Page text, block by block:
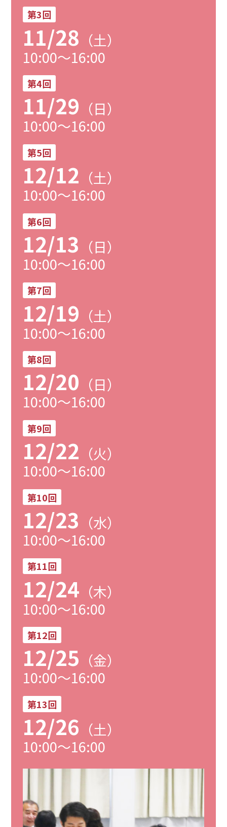
第3回
11/28 （土）
10:00～16:00
第4回
11/29 （日）
10:00～16:00
第5回
12/12 （土）
10:00～16:00
第6回
12/13 （日）
10:00～16:00
第7回
12/19 （土）
10:00～16:00
第8回
12/20 （日）
10:00～16:00
第9回
12/22 （火）
10:00～16:00
第10回
12/23 （水）
10:00～16:00
第11回
12/24 （木）
10:00～16:00
第12回
12/25 （金）
10:00～16:00
第13回
12/26 （土）
10:00～16:00